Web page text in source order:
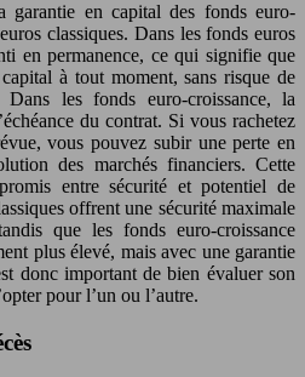
en capital des fonds euro-
classiques. Dans les fonds euros
en permanence, ce qui signifie que
à tout moment, sans risque de
les fonds euro-croissance, la
du contrat. Si vous rachetez
vous pouvez subir une perte en
des marchés financiers. Cette
entre sécurité et potentiel de
offrent une sécurité maximale
que les fonds euro-croissance
plus élevé, mais avec une garantie
donc important de bien évaluer son
pour l’un ou l’autre.